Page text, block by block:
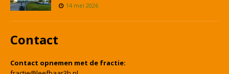
14 mei 2026
Contact
Contact opnemen met de fractie: